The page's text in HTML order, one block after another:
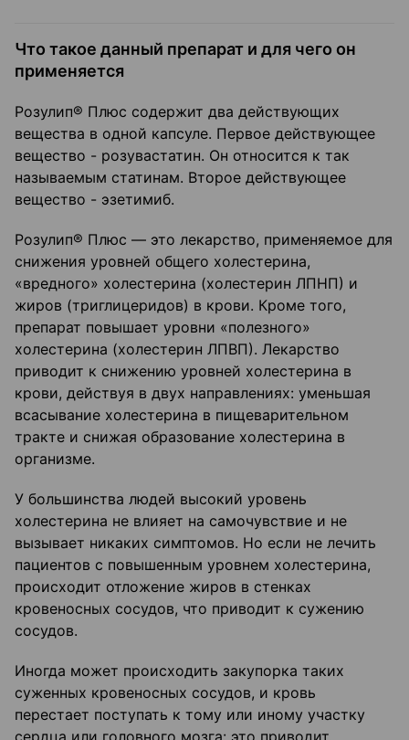
Что такое данный препарат и для чего он
применяется
Розулип® Плюс содержит два действующих
вещества в одной капсуле. Первое действующее
вещество - розувастатин. Он относится к так
называемым статинам. Второе действующее
вещество - эзетимиб.
Розулип® Плюс — это лекарство, применяемое для
снижения уровней общего холестерина,
«вредного» холестерина (холестерин ЛПНП) и
жиров (триглицеридов) в крови. Кроме того,
препарат повышает уровни «полезного»
холестерина (холестерин ЛПВП). Лекарство
приводит к снижению уровней холестерина в
крови, действуя в двух направлениях: уменьшая
всасывание холестерина в пищеварительном
тракте и снижая образование холестерина в
организме.
У большинства людей высокий уровень
холестерина не влияет на самочувствие и не
вызывает никаких симптомов. Но если не лечить
пациентов с повышенным уровнем холестерина,
происходит отложение жиров в стенках
кровеносных сосудов, что приводит к сужению
сосудов.
Иногда может происходить закупорка таких
суженных кровеносных сосудов, и кровь
перестает поступать к тому или иному участку